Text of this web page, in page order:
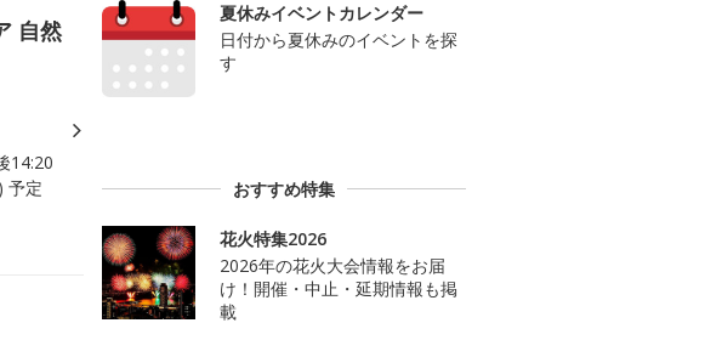
自然
14:20
予定
夏休みイベントカレンダー
日付から夏休みのイベントを探
す
おすすめ特集
花火特集2026
2026年の花火大会情報をお届
け！開催・中止・延期情報も掲
載